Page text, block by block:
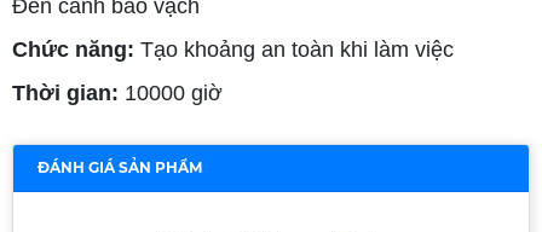
Đèn cảnh báo vạch
Chức năng: Tạo khoảng an toàn khi làm việc
Thời gian: 10000 giờ
ĐÁNH GIÁ SẢN PHẨM